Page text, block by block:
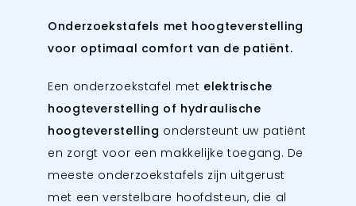
Onderzoekstafels met hoogteverstelling
voor optimaal comfort van de patiënt.
Een onderzoekstafel met elektrische
hoogteverstelling of hydraulische
hoogteverstelling ondersteunt uw patiënt
en zorgt voor een makkelijke toegang. De
meeste onderzoekstafels zijn uitgerust
met een verstelbare hoofdsteun, die al